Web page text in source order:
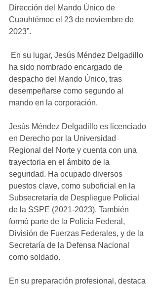
Dirección del Mando Único de
Cuauhtémoc el 23 de noviembre de
2023”.
En su lugar, Jesús Méndez Delgadillo
ha sido nombrado encargado de
despacho del Mando Único, tras
desempeñarse como segundo al
mando en la corporación.
Jesús Méndez Delgadillo es licenciado
en Derecho por la Universidad
Regional del Norte y cuenta con una
trayectoria en el ámbito de la
seguridad. Ha ocupado diversos
puestos clave, como suboficial en la
Subsecretaría de Despliegue Policial
de la SSPE (2021-2023). También
formó parte de la Policía Federal,
División de Fuerzas Federales, y de la
Secretaría de la Defensa Nacional
como soldado.
En su preparación profesional, destaca